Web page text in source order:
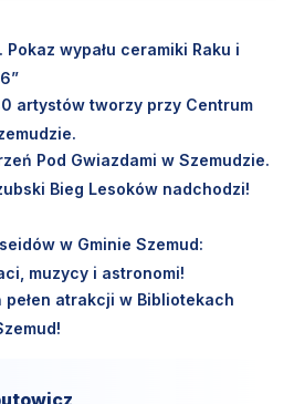
Pokaz wypału ceramiki Raku i
artystów tworzy przy Centrum
Pod Gwiazdami w Szemudzie.
Bieg Lesoków nadchodzi!
w Gminie Szemud:
muzycy i astronomi!
pełen atrakcji w Bibliotekach